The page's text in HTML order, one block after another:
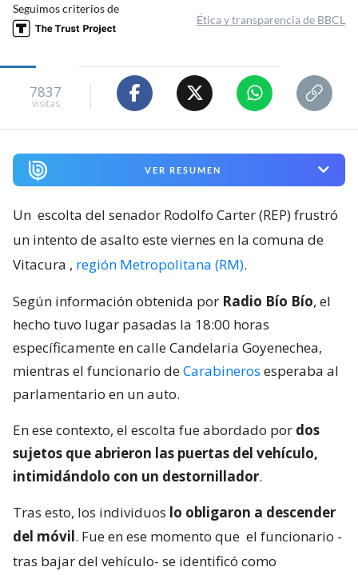
Seguimos criterios de
Ética y transparencia de BBCL
7837
visitas
VER RESUMEN
Un escolta del senador Rodolfo Carter (REP) frustró
un intento de asalto este viernes en la comuna de
Vitacura , región Metropolitana (RM).
Según información obtenida por Radio Bío Bío, el
hecho tuvo lugar pasadas la 18:00 horas
específicamente en calle Candelaria Goyenechea,
mientras el funcionario deCarabineros esperaba al
parlamentario en un auto.
En ese contexto, el escolta fue abordado por dos
sujetos que abrieron las puertas del vehículo,
intimidándolo con un destornillador.
Tras esto, los individuos lo obligaron a descender
del móvil. Fue en ese momento que el funcionario -
tras bajar del vehículo- se identificó como